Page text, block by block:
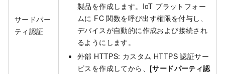
サードパー
ティ認証
製品を作成します。IoT プラットフォー
ムに FC 関数を呼び出す権限を付与し、
デバイスが自動的に作成および接続され
るようにします。
外部 HTTPS: カスタム HTTPS 認証サー
ビスを作成してから、 [サードパーティ認